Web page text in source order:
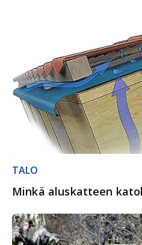
TALO
Minkä aluskatteen